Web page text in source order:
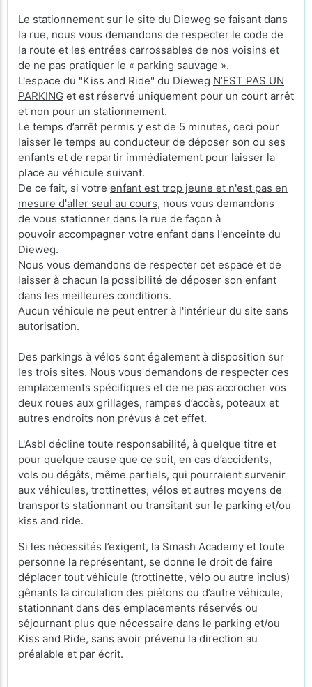
Le stationnement sur le site du Dieweg se faisant dans
la rue, nous vous demandons de respecter le code de
la route et les entrées carrossables de nos voisins et
de ne pas pratiquer le « parking sauvage ».
L'espace du "Kiss and Ride" du Dieweg N’EST PAS UN
PARKING et est réservé uniquement pour un court arrêt
et non pour un stationnement.
Le temps d’arrêt permis y est de 5 minutes, ceci pour
laisser le temps au conducteur de déposer son ou ses
enfants et de repartir immédiatement pour laisser la
place au véhicule suivant.
De ce fait, si votre enfant est trop jeune et n'est pas en
mesure d'aller seul au cours, nous vous demandons
de vous stationner dans la rue de façon à
pouvoir accompagner votre enfant dans l'enceinte du
Dieweg.
Nous vous demandons de respecter cet espace et de
laisser à chacun la possibilité de déposer son enfant
dans les meilleures conditions.
Aucun véhicule ne peut entrer à l'intérieur du site sans
autorisation.
Des parkings à vélos sont également à disposition sur
les trois sites. Nous vous demandons de respecter ces
emplacements spécifiques et de ne pas accrocher vos
deux roues aux grillages, rampes d’accès, poteaux et
autres endroits non prévus à cet effet.
L'Asbl décline toute responsabilité, à quelque titre et
pour quelque cause que ce soit, en cas d’accidents,
vols ou dégâts, même partiels, qui pourraient survenir
aux véhicules, trottinettes, vélos et autres moyens de
transports stationnant ou transitant sur le parking et/ou
kiss and ride.
Si les nécessités l’exigent, la Smash Academy et toute
personne la représentant, se donne le droit de faire
déplacer tout véhicule (trottinette, vélo ou autre inclus)
gênants la circulation des piétons ou d’autre véhicule,
stationnant dans des emplacements réservés ou
séjournant plus que nécessaire dans le parking et/ou
Kiss and Ride, sans avoir prévenu la direction au
préalable et par écrit.